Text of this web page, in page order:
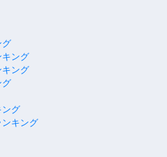
グ
キング
キング
グ
ング
キング